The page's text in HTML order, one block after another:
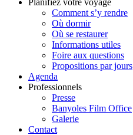
Planifiez votre voyage
Comment s’y rendre
Où dormir
Où se restaurer
Informations utiles
Foire aux questions
Propositions par jours
Agenda
Professionnels
Presse
Banyoles Film Office
Galerie
Contact